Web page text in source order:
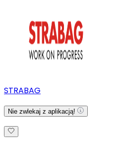
STRABAG
Nie zwlekaj z aplikacją!